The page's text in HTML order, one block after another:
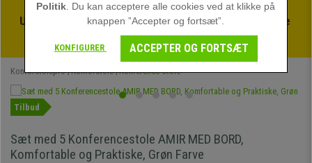
Udnyt sommerudsalget hos kontorstolepro! Eksklusive
rabatter i en begrænset periode - Se tilbuddet
Kontorstolepro Kontorstole Konference Stole
Tilbud
Sæt med 5 Konferencestole AMIR MED BORD,
Komfortable og Praktiske, Grøn Farve
Politik . Du kan acceptere alle cookies ved at klikke på
knappen ”Accepter og fortsæt”.
KONFIGURER ACCEPTER OG FORTSÆT